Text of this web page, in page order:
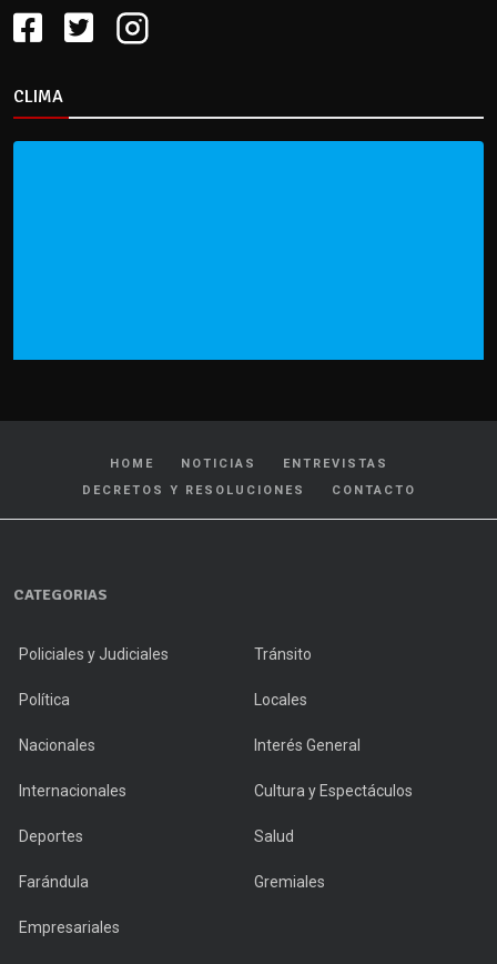
CLIMA
HOME NOTICIAS
ENTREVISTAS
DECRETOS Y RESOLUCIONES
CONTACTO
CATEGORIAS
Policiales y Judiciales Tránsito
Política Locales
Nacionales Interés General
Internacionales Cultura y Espectáculos
Deportes Salud
Farándula Gremiales
Empresariales